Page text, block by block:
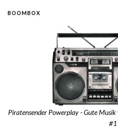
BOOMBOX
Piratensender Powerplay - Gute
#1